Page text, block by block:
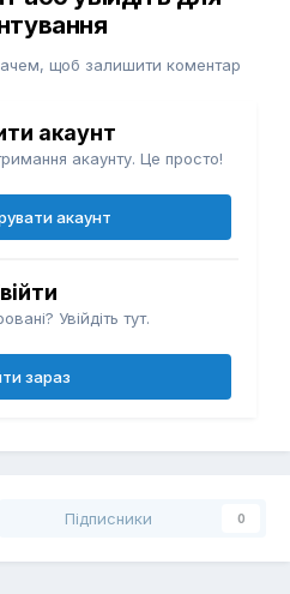
щоб залишити коментар
акаунт
акаунту. Це просто!
акаунт
Увійдіть тут.
зараз
Підписники 0